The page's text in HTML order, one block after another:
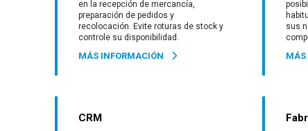
en la recepción de mercancía,
preparación de pedidos y
recolocación. Evite roturas de stock y
controle su disponibilidad.
MÁS INFORMACIÓN
sus
MÁS
CRM